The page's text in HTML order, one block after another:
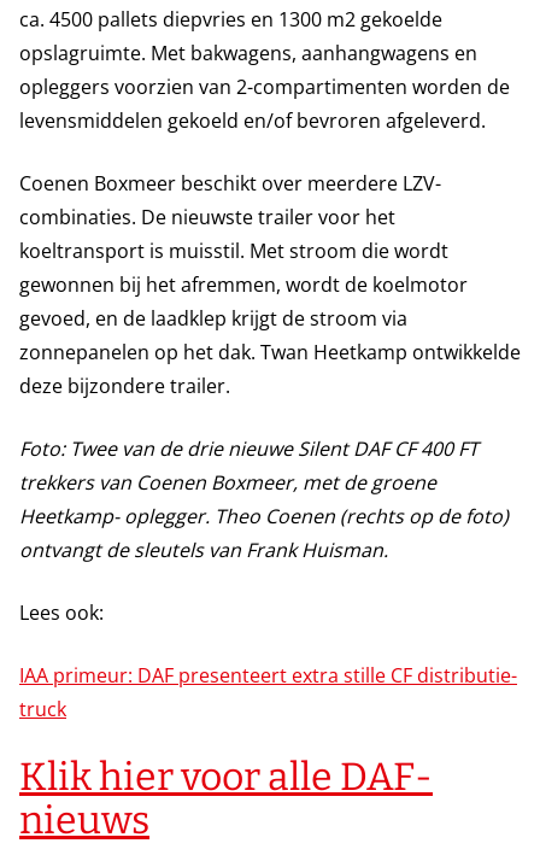
ca. 4500 pallets diepvries en 1300 m2 gekoelde
opslagruimte. Met bakwagens, aanhangwagens en
opleggers voorzien van 2-compartimenten worden de
levensmiddelen gekoeld en/of bevroren afgeleverd.
Coenen Boxmeer beschikt over meerdere LZV-
combinaties. De nieuwste trailer voor het
koeltransport is muisstil. Met stroom die wordt
gewonnen bij het afremmen, wordt de koelmotor
gevoed, en de laadklep krijgt de stroom via
zonnepanelen op het dak. Twan Heetkamp ontwikkelde
deze bijzondere trailer.
Foto: Twee van de drie nieuwe Silent DAF CF 400 FT
trekkers van Coenen Boxmeer, met de groene
Heetkamp- oplegger. Theo Coenen (rechts op de foto)
ontvangt de sleutels van Frank Huisman.
Lees ook:
IAA primeur: DAF presenteert extra stille CF distributie-
truck
Klik hier voor alle DAF-
nieuws